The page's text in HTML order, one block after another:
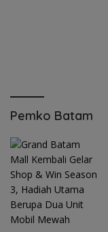
Pemko Batam